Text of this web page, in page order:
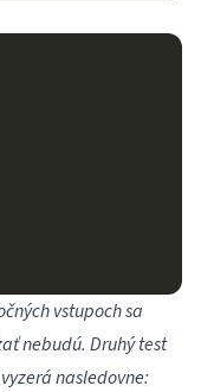
vstupoch sa
nebudú. Druhý test
nasledovne: